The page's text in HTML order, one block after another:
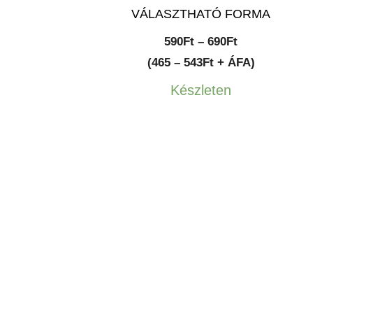
VÁLASZTHATÓ FORMA
590Ft – 690FtÁrtartomány:
590Ft
(465 – 543Ft + ÁFA)
Készleten